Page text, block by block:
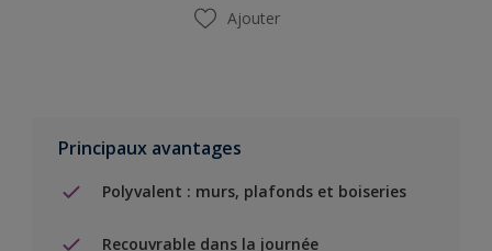
Ajouter
Principaux avantages
Polyvalent : murs, plafonds et boiseries
Recouvrable dans la journée